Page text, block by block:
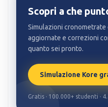
Scopri a che
Simulazioni
aggiornate e correzioni
quanto sei pronto.
Simulazione Kore
Gratis · 100.000+ studenti ·